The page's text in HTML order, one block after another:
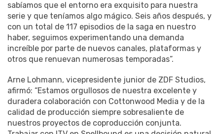
sabíamos que el entorno era exquisito para nuestra
serie y que teníamos algo mágico. Seis años después, y
con un total de 117 episodios de la saga en nuestro
haber, seguimos experimentando una demanda
increíble por parte de nuevos canales, plataformas y
otros que renuevan numerosas temporadas”.
Arne Lohmann, vicepresidente junior de ZDF Studios,
afirmó: “Estamos orgullosos de nuestra excelente y
duradera colaboración con Cottonwood Media y de la
calidad de producción siempre sobresaliente de
nuestros proyectos de coproducción conjunta.